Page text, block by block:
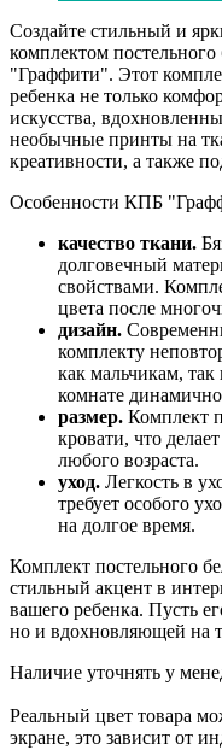
Создайте стильный и
комплектом
"Граффити". Этот
ребенка не только
искусства,
необычные принты на
креативности, а также
Особенности КПБ
качество ткани.
долговечный
свойствами.
цвета после
дизайн.
комплекту
как мальчикам,
комнате
размер. Комплект
кровати, что
любого возраста.
уход. Легкость в
требует особого
на долгое время.
Комплект постельного
стильный акцент в
вашего ребенка. Пусть
но и вдохновляющей на
Наличие уточнять у
Реальный цвет товара
экране, это зависит от